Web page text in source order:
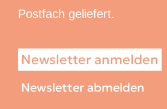
Postfach geliefert.
Newsletter anmelden
Newsletter abmelden